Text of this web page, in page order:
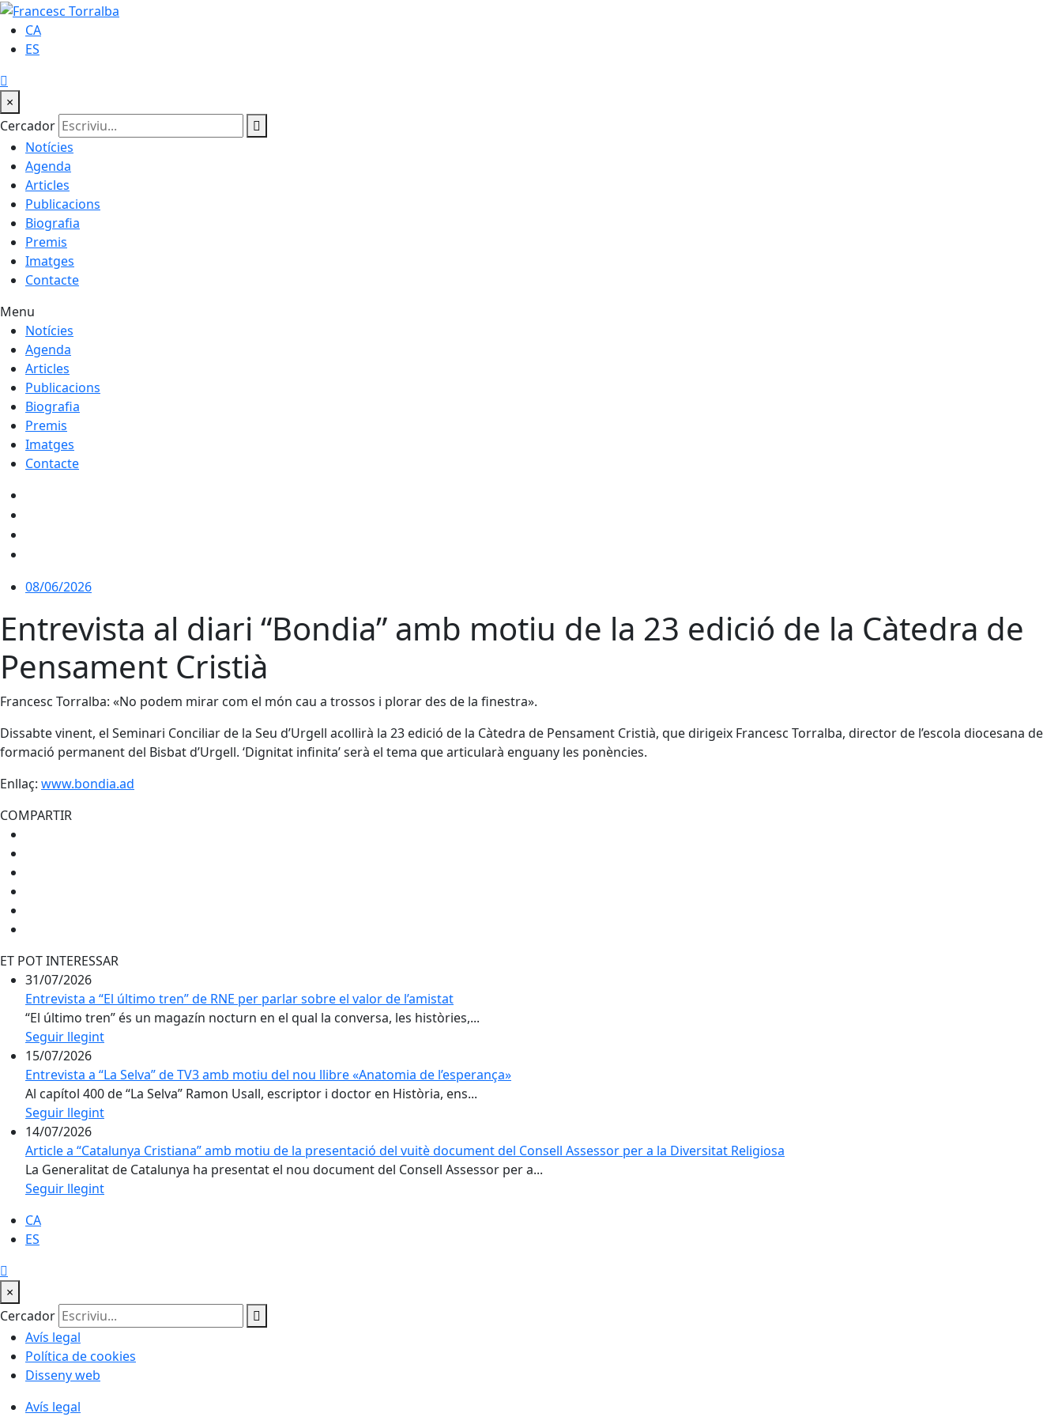
CA
ES
×
Cercador
Notícies
Agenda
Articles
Publicacions
Biografia
Premis
Imatges
Contacte
Menu
Notícies
Agenda
Articles
Publicacions
Biografia
Premis
Imatges
Contacte
08/06/2026
Entrevista al diari “Bondia” amb motiu de la 23 edició de la Càtedra de
Pensament Cristià
Francesc Torralba: «No podem mirar com el món cau a trossos i plorar des de la finestra».
Dissabte vinent, el Seminari Conciliar de la Seu d’Urgell acollirà la 23 edició de la Càtedra de Pensament Cristià, que dirigeix Francesc Torralba, director de l’escola diocesana de
formació permanent del Bisbat d’Urgell. ‘Dignitat infinita’ serà el tema que articularà enguany les ponències.
Enllaç: www.bondia.ad
COMPARTIR
ET POT INTERESSAR
31/07/2026
Entrevista a “El último tren” de RNE per parlar sobre el valor de l’amistat
“El último tren” és un magazín nocturn en el qual la conversa, les històries,...
Seguir llegint
15/07/2026
Entrevista a “La Selva” de TV3 amb motiu del nou llibre «Anatomia de l’esperança»
Al capítol 400 de “La Selva” Ramon Usall, escriptor i doctor en Història, ens...
Seguir llegint
14/07/2026
Article a “Catalunya Cristiana” amb motiu de la presentació del vuitè document del Consell Assessor per a la Diversitat Religiosa
La Generalitat de Catalunya ha presentat el nou document del Consell Assessor per a...
Seguir llegint
CA
ES
×
Cercador
Avís legal
Política de cookies
Disseny web
Avís legal